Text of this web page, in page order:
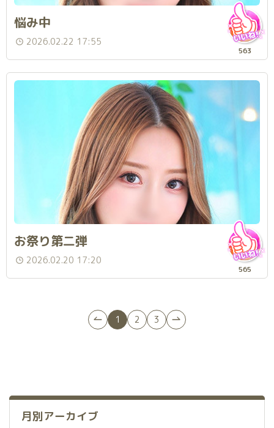
悩み中
2026.02.22 17:55
563
お祭り第二弾
2026.02.20 17:20
565
1 2 3
月別アーカイブ